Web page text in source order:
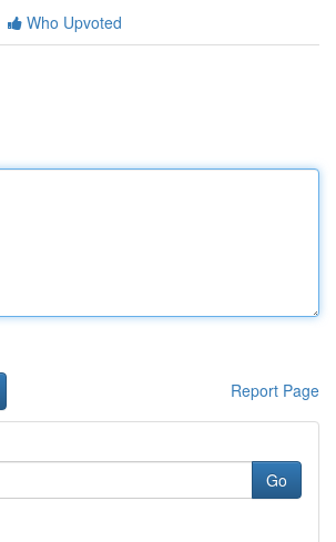
Who Upvoted
Report Page
Go